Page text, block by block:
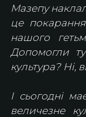
Мазепу
це
нашого
Допомогли
культура? Ні,
І сьогодні
величезне